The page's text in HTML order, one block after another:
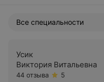
Все специальности
Усик
Виктория Витальевна
44 отзыва
5